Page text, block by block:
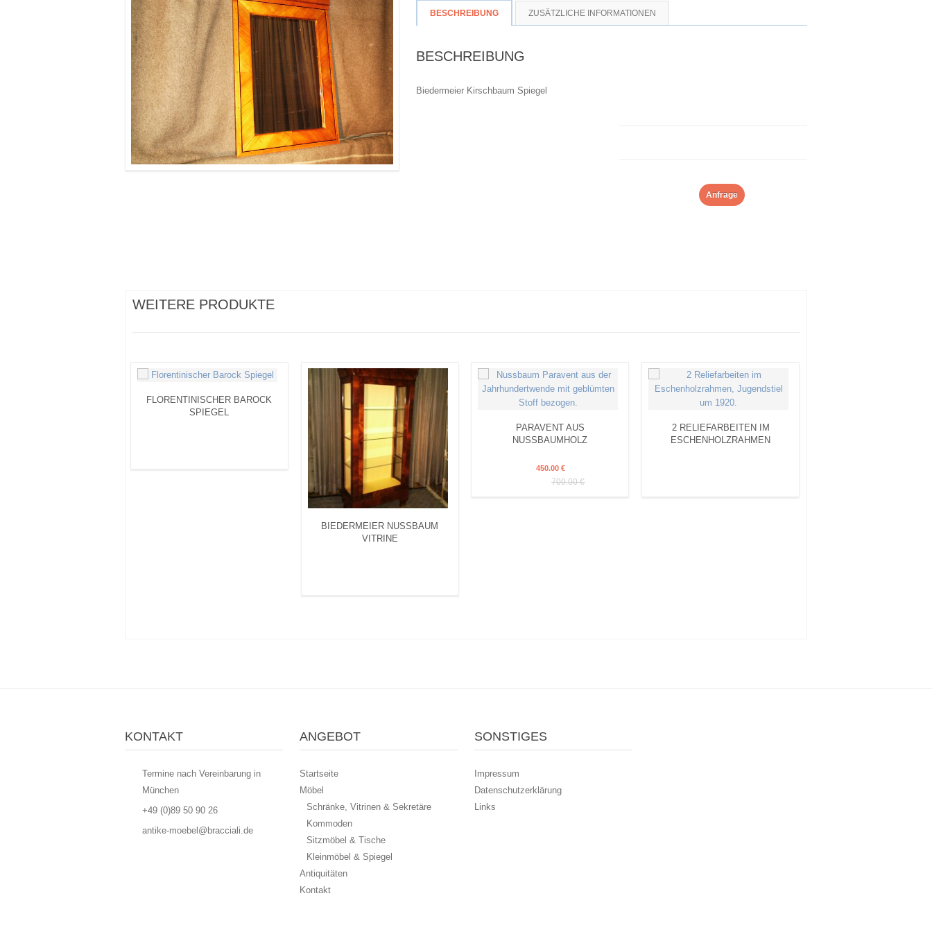
BESCHREIBUNG ZUSÄTZLICHE INFORMATIONEN
BESCHREIBUNG
Biedermeier Kirschbaum Spiegel
Anfrage
WEITERE PRODUKTE
FLORENTINISCHER BAROCK
SPIEGEL
BIEDERMEIER NUSSBAUM
VITRINE
PARAVENT AUS
NUSSBAUMHOLZ
700.00€
450.00€
2 RELIEFARBEITEN IM
ESCHENHOLZRAHMEN
KONTAKT
Termine nach Vereinbarung in
München
+49 (0)89 50 90 26
antike-moebel@bracciali.de
ANGEBOT
Startseite
Möbel
Schränke, Vitrinen & Sekretäre
Kommoden
Sitzmöbel & Tische
Kleinmöbel & Spiegel
Antiquitäten
Kontakt
SONSTIGES
Impressum
Datenschutzerklärung
Links